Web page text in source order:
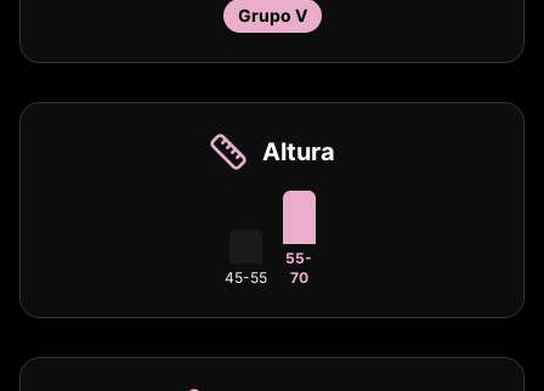
Grupo V
Altura
45-55
55-
70